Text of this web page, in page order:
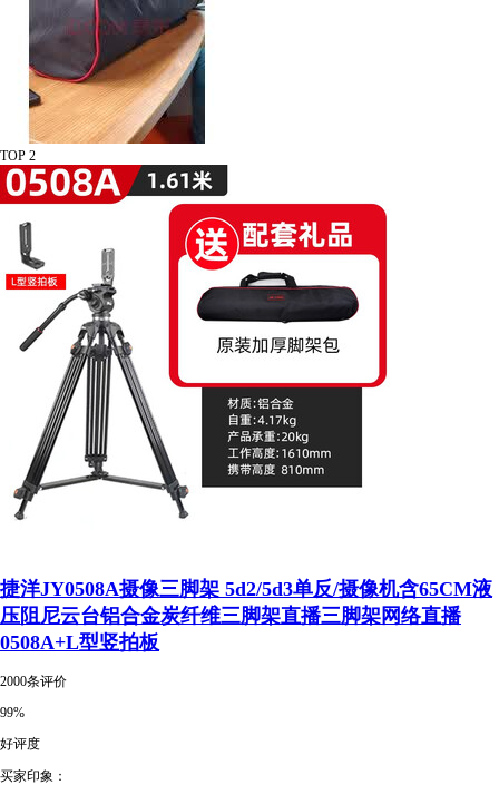
TOP 2
捷洋JY0508A摄像三脚架 5d2/5d3单反/摄像机含65CM液
压阻尼云台铝合金炭纤维三脚架直播三脚架网络直播
0508A+L型竖拍板
2000条评价
99%
好评度
买家印象：